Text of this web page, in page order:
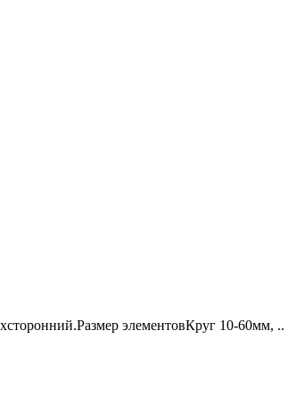
элементовКруг 10-60мм, ..